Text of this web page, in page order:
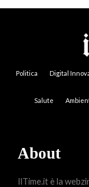
Politica Digital
Salute
About
IlTime.it è la